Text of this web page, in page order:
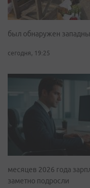
был обнаружен
сегодня, 19:25
месяцев 2026 года
заметно подросли